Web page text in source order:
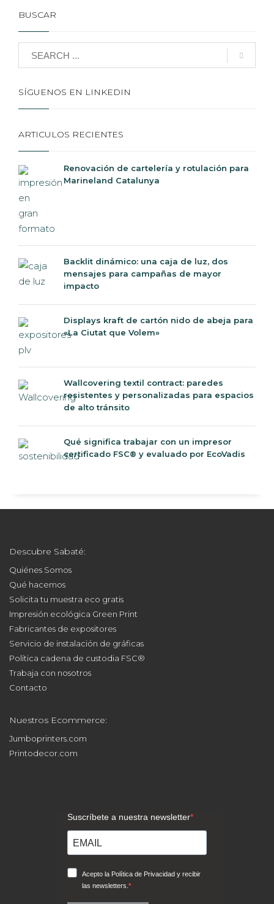
BUSCAR
SÍGUENOS EN LINKEDIN
ARTICULOS RECIENTES
Renovación de cartelería y rotulación para
Marineland Catalunya
Backlit dinámico: una caja de luz, dos
mensajes para campañas de mayor
impacto
Displays kraft de cartón nido de abeja para
«La Ciutat que Volem»
Wallcovering textil contract: paredes
resistentes y personalizadas para espacios
de alto tránsito
Qué significa trabajar con un impresor
certificado FSC® y evaluado por EcoVadis
Descubre Sabaté:
Quiénes Somos
Qué hacemos
Solicita tu muestra eco gratis
Impresión ecológica Green Print
Fabricantes de expositores
Servicio de instalación de gráficas
Política cadena de custodia FSC®
Trabaja con nosotros
Contacto
Nuestros Ecommerce:
Jumboprinters.com
Printodecor.com